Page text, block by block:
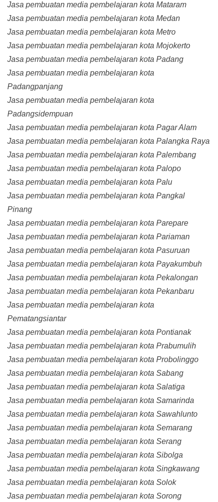
Jasa pembuatan media pembelajaran kota Mataram
Jasa pembuatan media pembelajaran kota Medan
Jasa pembuatan media pembelajaran kota Metro
Jasa pembuatan media pembelajaran kota Mojokerto
Jasa pembuatan media pembelajaran kota Padang
Jasa pembuatan media pembelajaran kota
Padangpanjang
Jasa pembuatan media pembelajaran kota
Padangsidempuan
Jasa pembuatan media pembelajaran kota Pagar Alam
Jasa pembuatan media pembelajaran kota Palangka Raya
Jasa pembuatan media pembelajaran kota Palembang
Jasa pembuatan media pembelajaran kota Palopo
Jasa pembuatan media pembelajaran kota Palu
Jasa pembuatan media pembelajaran kota Pangkal
Pinang
Jasa pembuatan media pembelajaran kota Parepare
Jasa pembuatan media pembelajaran kota Pariaman
Jasa pembuatan media pembelajaran kota Pasuruan
Jasa pembuatan media pembelajaran kota Payakumbuh
Jasa pembuatan media pembelajaran kota Pekalongan
Jasa pembuatan media pembelajaran kota Pekanbaru
Jasa pembuatan media pembelajaran kota
Pematangsiantar
Jasa pembuatan media pembelajaran kota Pontianak
Jasa pembuatan media pembelajaran kota Prabumulih
Jasa pembuatan media pembelajaran kota Probolinggo
Jasa pembuatan media pembelajaran kota Sabang
Jasa pembuatan media pembelajaran kota Salatiga
Jasa pembuatan media pembelajaran kota Samarinda
Jasa pembuatan media pembelajaran kota Sawahlunto
Jasa pembuatan media pembelajaran kota Semarang
Jasa pembuatan media pembelajaran kota Serang
Jasa pembuatan media pembelajaran kota Sibolga
Jasa pembuatan media pembelajaran kota Singkawang
Jasa pembuatan media pembelajaran kota Solok
Jasa pembuatan media pembelajaran kota Sorong